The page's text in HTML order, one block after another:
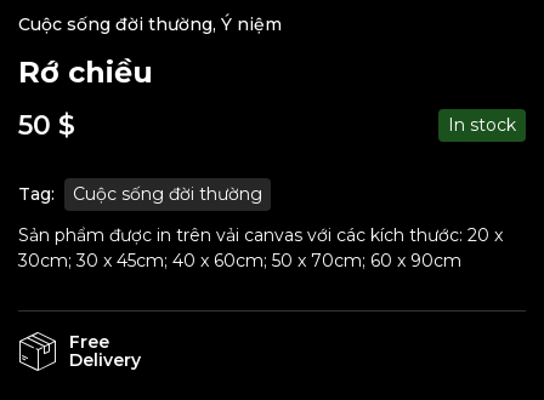
Cuộc sống đời thường, Ý niệm
Rớ chiều
50 $ In stock
Tag:
Cuộc sống đời thường
Sản phẩm được in trên vải canvas với các kích thước: 20 x
30cm; 30 x 45cm; 40 x 60cm; 50 x 70cm; 60 x 90cm
Free
Delivery